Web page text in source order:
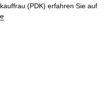
(PDK) erfahren Sie auf